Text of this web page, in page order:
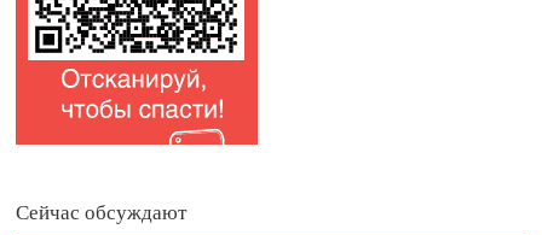
Сейчас обсуждают